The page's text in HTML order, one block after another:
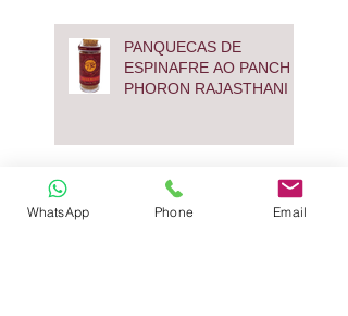
PANQUECAS DE
ESPINAFRE AO PANCH
PHORON RAJASTHANI
TENDER AO PERFUME
DE ESPECIARIAS E
WhatsApp Phone Email